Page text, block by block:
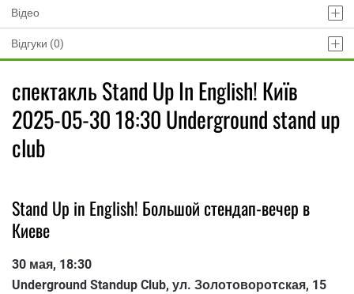
Відео
Відгуки (0)
спектакль Stand Up In English! Київ
2025-05-30 18:30 Underground stand up
club
Stand Up in English! Большой стендап-вечер в
Киеве
30 мая, 18:30
Underground Standup Club, ул. Золотоворотская, 15